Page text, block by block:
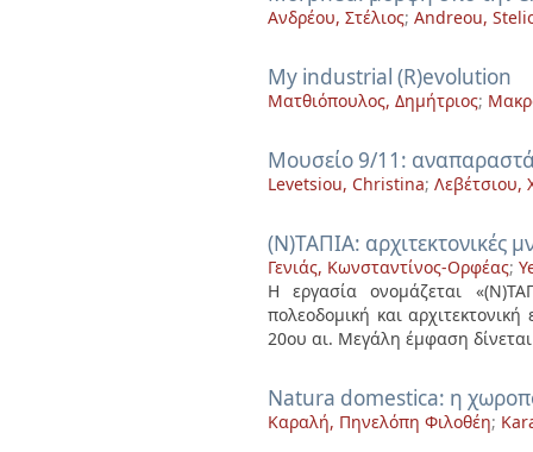
Ανδρέου, Στέλιος; Andreou,
My industrial (R)evolution
Ματθιόπουλος, Δημήτριος;
Mουσείο 9/11:
Levetsiou, Christina; Λεβέτσιου,
(N)ΤΑΠΙΑ: αρχιτεκτονικές
Γενιάς, Κωνσταντίνος-Ορφέας;
Η εργασία ονομάζεται
πολεοδομική και
20ου αι. Μεγάλη έμφαση
Natura domestica: η
Καραλή, Πηνελόπη Φιλοθέη;